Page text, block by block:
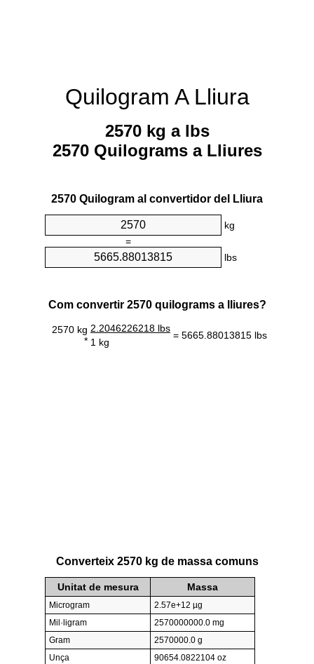
Quilogram A Lliura
2570 kg a lbs
2570 Quilograms a Lliures
2570 Quilogram al convertidor del Lliura
kg
=
lbs
Com convertir 2570 quilograms a lliures?
2570 kg
*
2.2046226218 lbs
= 5665.88013815 lbs
1 kg
Converteix 2570 kg de massa comuns
Unitat de mesura Massa
Microgram
2.57e+12 µg
Mil·ligram
2570000000.0 mg
Gram
2570000.0 g
Unça
90654.0822104 oz